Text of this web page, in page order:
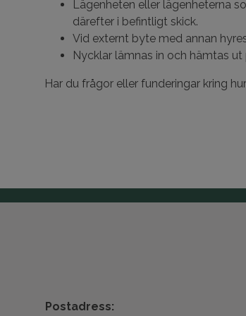
Lägenheten eller lägenheterna
därefter i befintligt skick.
Vid externt byte med annan
Nycklar lämnas in och hämtas
Har du frågor eller funderingar kring
Postadress: